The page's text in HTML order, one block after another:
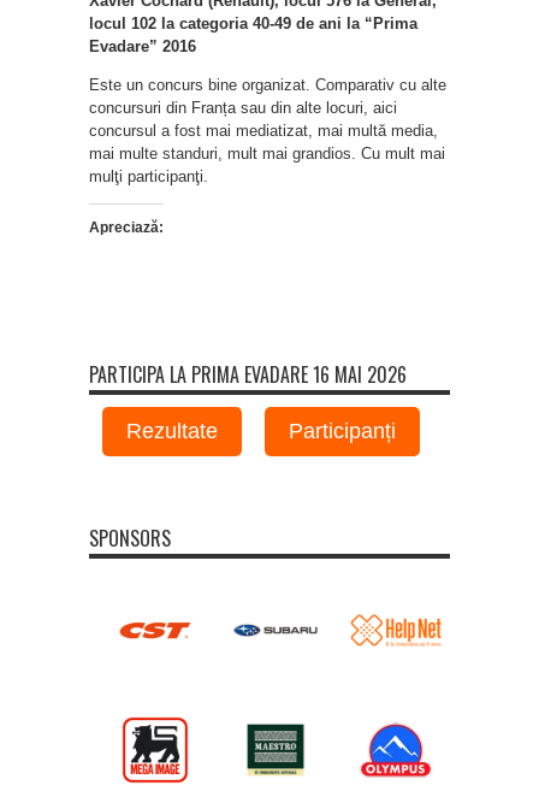
locul 102 la categoria 40-49 de ani la “Prima
Evadare” 2016
Este un concurs bine organizat. Comparativ cu alte
concursuri din Franța sau din alte locuri, aici
concursul a fost mai mediatizat, mai multă media,
mai multe standuri, mult mai grandios. Cu mult mai
mulţi participanţi.
Apreciază:
PARTICIPA LA PRIMA EVADARE 16 MAI 2026
Rezultate Participanți
SPONSORS